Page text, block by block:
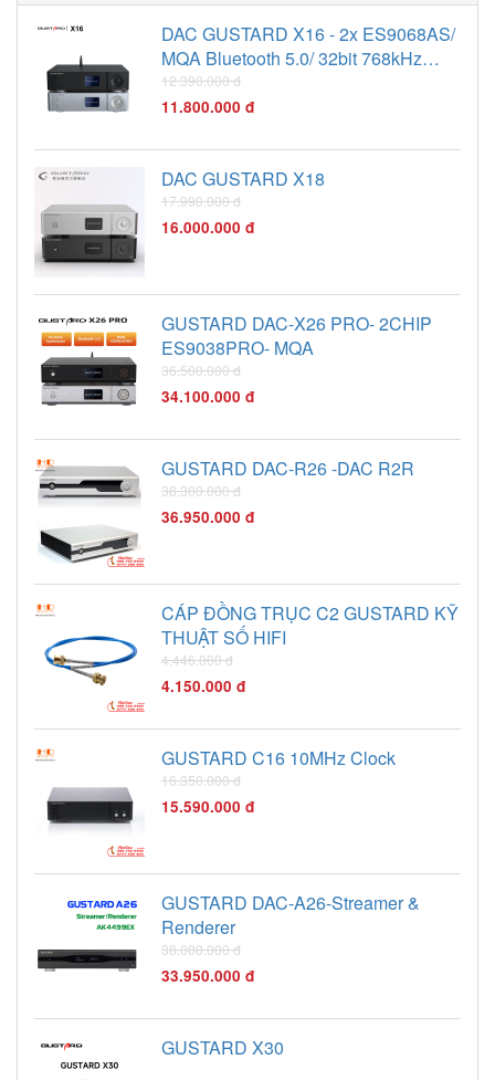
tốt nhất.
DAC GUSTARD X16 - 2x ES9068AS/
MQA Bluetooth 5.0/ 32bit 768kHz
DSD512
12.390.000 đ
11.800.000 đ
DAC GUSTARD X18
17.990.000 đ
16.000.000 đ
GUSTARD DAC-X26 PRO- 2CHIP
ES9038PRO- MQA
36.500.000 đ
34.100.000 đ
GUSTARD DAC-R26 -DAC R2R
38.300.000 đ
36.950.000 đ
CÁP ĐỒNG TRỤC C2 GUSTARD KỸ
THUẬT SỐ HIFI
4.446.000 đ
4.150.000 đ
GUSTARD C16 10MHz Clock
16.350.000 đ
15.590.000 đ
GUSTARD DAC-A26-Streamer &
Renderer
38.000.000 đ
33.950.000 đ
GUSTARD X30